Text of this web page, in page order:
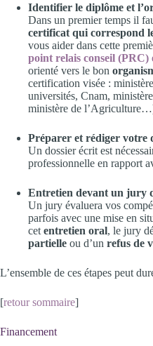
Identifier le diplôme et
Dans un premier temps il
certificat qui correspond
vous aider dans cette
point relais conseil (PRC)
orienté vers le bon
certification visée :
universités, Cnam,
ministère de
Préparer et rédiger votre
Un dossier écrit est
professionnelle en rapport
Entretien devant un jury
Un jury évaluera vos
parfois avec une mise en
cet entretien oral, le jury
partielle ou d’un refus de
L’ensemble de ces étapes peut
[retour sommaire]
Financement